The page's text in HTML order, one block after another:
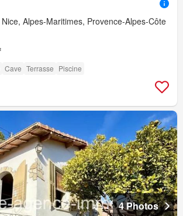
Alpes-Maritimes, Provence-Alpes-Côte
Cave Terrasse Piscine
4 Photos